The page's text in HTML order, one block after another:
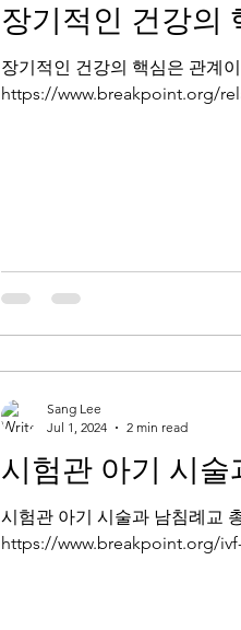
장기적인 건강의
장기적인 건강의 핵심은 관계
https://www.breakpoint.org/
시험관 아기 시술
시험관 아기 시술과 남침례교
https://www.breakpoint.org/
Sang Lee
Jul 1, 2024
2 min read